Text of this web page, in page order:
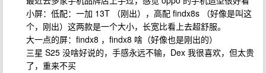
小屏：低配：一加 13T （刚出），高配 findx8s （好像是叫这
个，刚出）这两款是一个大小，长宽比看上去超舒服。
大一点的屏：findx8 ，findx8 啥（好像也是刚出的）
三星 S25 没啥好说的，手感永远不输，Dex 我很喜欢，但太贵
了，重来不买